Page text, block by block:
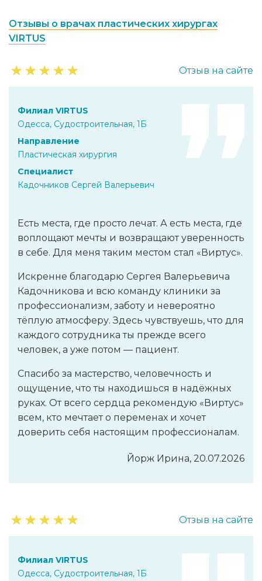
Отзывы о врачах пластических хирургах
VIRTUS
★★★★★ Отзыв на сайте
Филиал VIRTUS
Одесса, Судостроительная, 1Б
Направление
Пластическая хирургия
Специалист
Кадочников Сергей Валерьевич
Есть места, где просто лечат. А есть места, где
воплощают мечты и возвращают уверенность
в себе. Для меня таким местом стал «Виртус».
Искренне благодарю Сергея Валерьевича
Кадочникова и всю команду клиники за
профессионализм, заботу и невероятно
тёплую атмосферу. Здесь чувствуешь, что для
каждого сотрудника ты прежде всего
человек, а уже потом — пациент.
Спасибо за мастерство, человечность и
ощущение, что ты находишься в надёжных
руках. От всего сердца рекомендую «Виртус»
всем, кто мечтает о переменах и хочет
доверить себя настоящим профессионалам.
Йорж Ирина, 20.07.2026
★★★★★ Отзыв на сайте
Филиал VIRTUS
Одесса, Судостроительная, 1Б